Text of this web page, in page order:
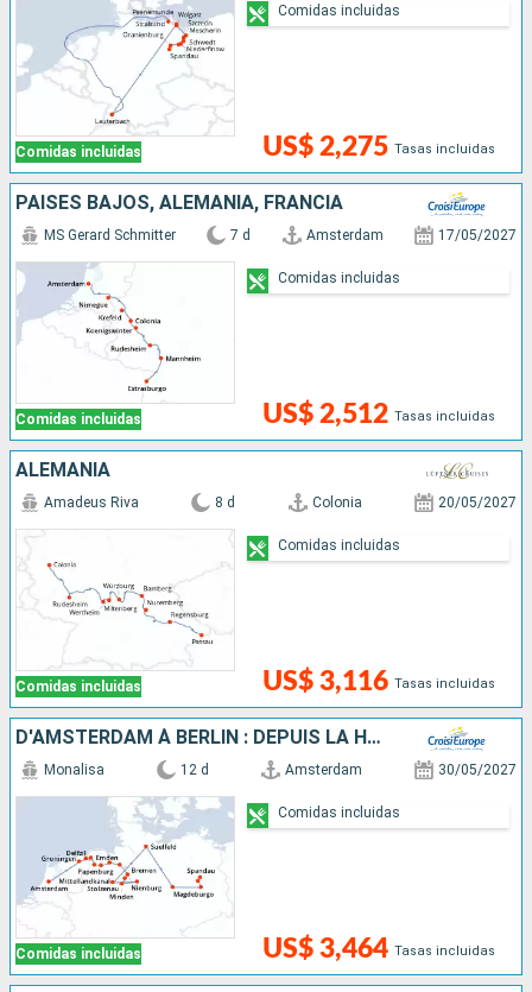
Comidas incluidas US$ 2,275 Tasas incluidas
Comidas incluidas
PAISES BAJOS, ALEMANIA, FRANCIA
Comidas incluidas
MS Gerard Schmitter 7 d Amsterdam 17/05/2027
US$ 2,512 Tasas incluidas
Comidas incluidas
ALEMANIA
Comidas incluidas
Amadeus Riva 8 d Colonia 20/05/2027
US$ 3,116 Tasas incluidas
Comidas incluidas
D'AMSTERDAM À BERLIN : DEPUIS LA HOLLANDE ET SES CANAUX VERS LA CAPITALE ALLEMANDE
Comidas incluidas
Monalisa 12 d Amsterdam 30/05/2027
US$ 3,464 Tasas incluidas
Comidas incluidas